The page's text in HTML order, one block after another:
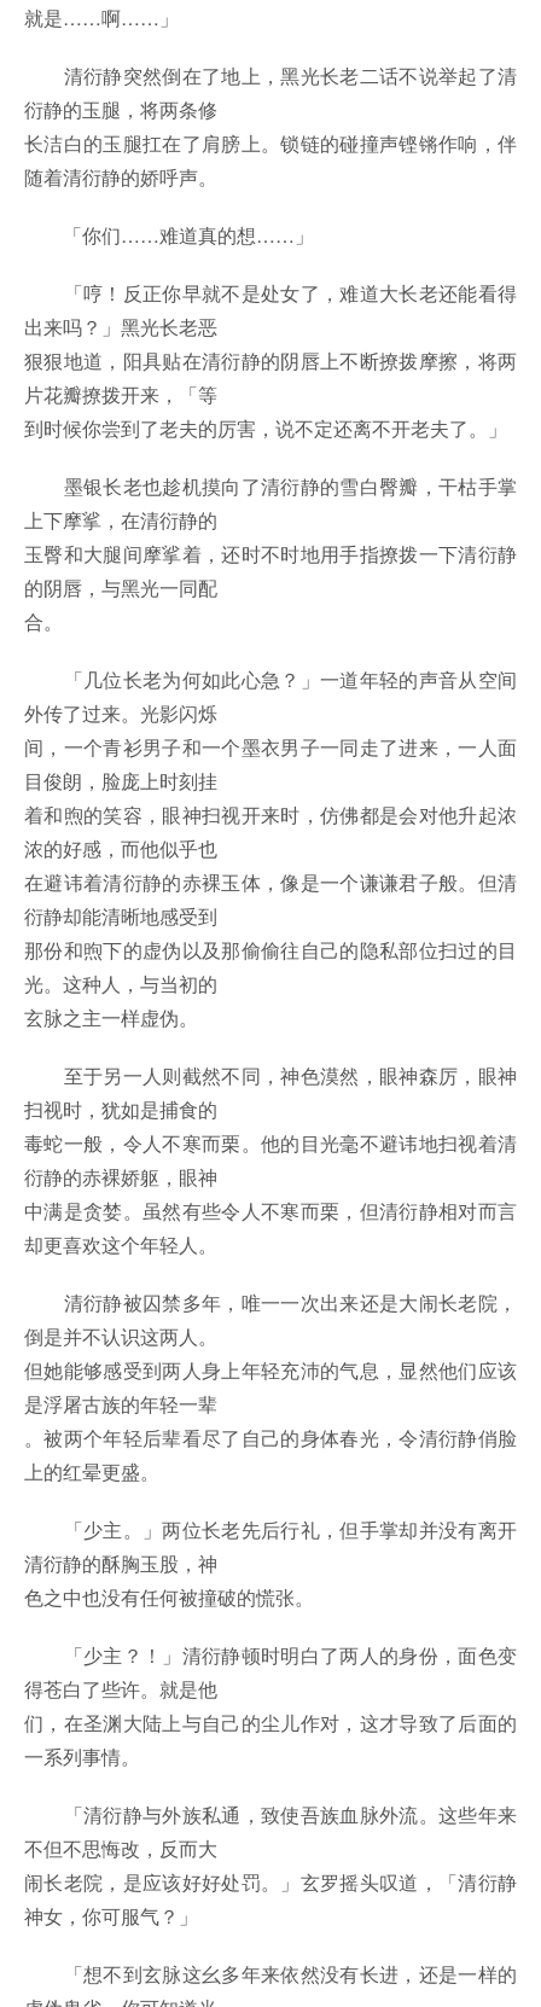
就是……啊……」
清衍静突然倒在了地上，黑光长老二话不说举起了清
衍静的玉腿，将两条修
长洁白的玉腿扛在了肩膀上。锁链的碰撞声铿锵作响，伴
随着清衍静的娇呼声。
「你们……难道真的想……」
「哼！反正你早就不是处女了，难道大长老还能看得
出来吗？」黑光长老恶
狠狠地道，阳具贴在清衍静的阴唇上不断撩拨摩擦，将两
片花瓣撩拨开来，「等
到时候你尝到了老夫的厉害，说不定还离不开老夫了。」
墨银长老也趁机摸向了清衍静的雪白臀瓣，干枯手掌
上下摩挲，在清衍静的
玉臀和大腿间摩挲着，还时不时地用手指撩拨一下清衍静
的阴唇，与黑光一同配
合。
「几位长老为何如此心急？」一道年轻的声音从空间
外传了过来。光影闪烁
间，一个青衫男子和一个墨衣男子一同走了进来，一人面
目俊朗，脸庞上时刻挂
着和煦的笑容，眼神扫视开来时，仿佛都是会对他升起浓
浓的好感，而他似乎也
在避讳着清衍静的赤裸玉体，像是一个谦谦君子般。但清
衍静却能清晰地感受到
那份和煦下的虚伪以及那偷偷往自己的隐私部位扫过的目
光。这种人，与当初的
玄脉之主一样虚伪。
至于另一人则截然不同，神色漠然，眼神森厉，眼神
扫视时，犹如是捕食的
毒蛇一般，令人不寒而栗。他的目光毫不避讳地扫视着清
衍静的赤裸娇躯，眼神
中满是贪婪。虽然有些令人不寒而栗，但清衍静相对而言
却更喜欢这个年轻人。
清衍静被囚禁多年，唯一一次出来还是大闹长老院，
倒是并不认识这两人。
但她能够感受到两人身上年轻充沛的气息，显然他们应该
是浮屠古族的年轻一辈
。被两个年轻后辈看尽了自己的身体春光，令清衍静俏脸
上的红晕更盛。
「少主。」两位长老先后行礼，但手掌却并没有离开
清衍静的酥胸玉股，神
色之中也没有任何被撞破的慌张。
「少主？！」清衍静顿时明白了两人的身份，面色变
得苍白了些许。就是他
们，在圣渊大陆上与自己的尘儿作对，这才导致了后面的
一系列事情。
「清衍静与外族私通，致使吾族血脉外流。这些年来
不但不思悔改，反而大
闹长老院，是应该好好处罚。」玄罗摇头叹道，「清衍静
神女，你可服气？」
「想不到玄脉这幺多年来依然没有长进，还是一样的